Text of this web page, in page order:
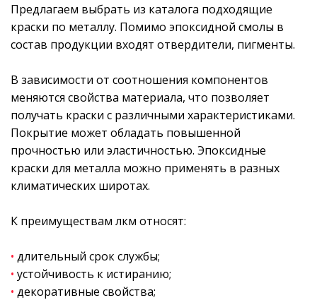
Предлагаем выбрать из каталога подходящие
краски по металлу. Помимо эпоксидной смолы в
состав продукции входят отвердители, пигменты.
В зависимости от соотношения компонентов
меняются свойства материала, что позволяет
получать краски с различными характеристиками.
Покрытие может обладать повышенной
прочностью или эластичностью. Эпоксидные
краски для металла можно применять в разных
климатических широтах.
К преимуществам лкм относят:
• длительный срок службы;
• устойчивость к истиранию;
• декоративные свойства;